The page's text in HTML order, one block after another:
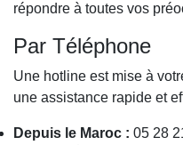
répondre à toutes vos
Par Téléphone
Une hotline est mise à
une assistance rapide et
Depuis le Maroc : 05 28